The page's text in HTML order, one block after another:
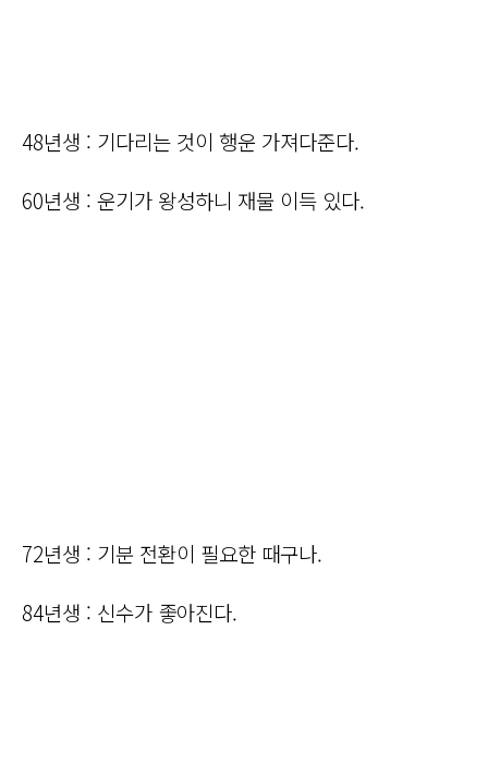
48년생 : 기다리는 것이 행운 가져다준다.
60년생 : 운기가 왕성하니 재물 이득 있다.
72년생 : 기분 전환이 필요한 때구나.
84년생 : 신수가 좋아진다.